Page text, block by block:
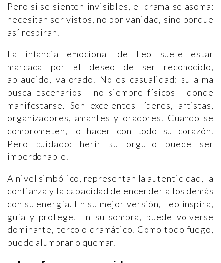
Pero si se sienten invisibles, el drama se asoma:
necesitan ser vistos, no por vanidad, sino porque
así respiran.
La infancia emocional de Leo suele estar
marcada por el deseo de ser reconocido,
aplaudido, valorado. No es casualidad: su alma
busca escenarios —no siempre físicos— donde
manifestarse. Son excelentes líderes, artistas,
organizadores, amantes y oradores. Cuando se
comprometen, lo hacen con todo su corazón.
Pero cuidado: herir su orgullo puede ser
imperdonable.
A nivel simbólico, representan la autenticidad, la
confianza y la capacidad de encender a los demás
con su energía. En su mejor versión, Leo inspira,
guía y protege. En su sombra, puede volverse
dominante, terco o dramático. Como todo fuego,
puede alumbrar o quemar.